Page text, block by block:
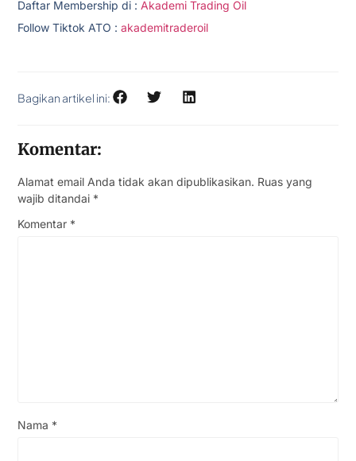
Daftar Membership di :Akademi Trading Oil
Follow Tiktok ATO :akademitraderoil
Bagikan artikel ini:
Komentar:
Alamat email Anda tidak akan dipublikasikan. Ruas yang
wajib ditandai *
Komentar *
Nama *